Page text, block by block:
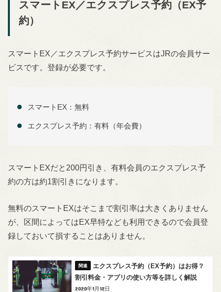
スマートEX／エクスプレス予約（EX予
約）
スマートEX／エクスプレス予約サービスはJRの会員サー
ビスです。登録が必要です。
スマートEX：無料
エクスプレス予約：有料（年会費）
スマートEXだと200円引き、有料会員のエクスプレス予
約の方は約1割引きになります。
無料のスマートEXはそこまで割引率は大きくありません
が、区間によってはEX早特なども利用できるので会員登
録しておいて損することはありません。
エクスプレス予約（EX予約）はお得？
割引料金・アプリの使い方等を詳しく解説
2020年1月12日